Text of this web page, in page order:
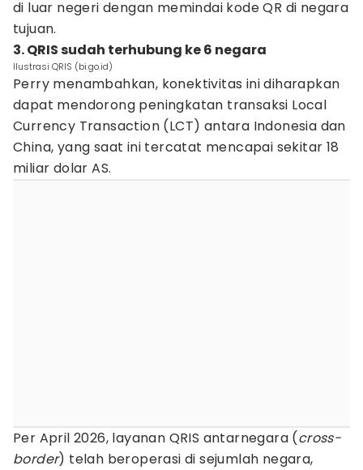
di luar negeri dengan memindai kode QR di negara
tujuan.
3. QRIS sudah terhubung ke 6 negara
Ilustrasi QRIS (bi.go.id)
Perry menambahkan, konektivitas ini diharapkan
dapat mendorong peningkatan transaksi Local
Currency Transaction (LCT) antara Indonesia dan
China, yang saat ini tercatat mencapai sekitar 18
miliar dolar AS.
Per April 2026, layanan QRIS antarnegara (cross-
border) telah beroperasi di sejumlah negara,